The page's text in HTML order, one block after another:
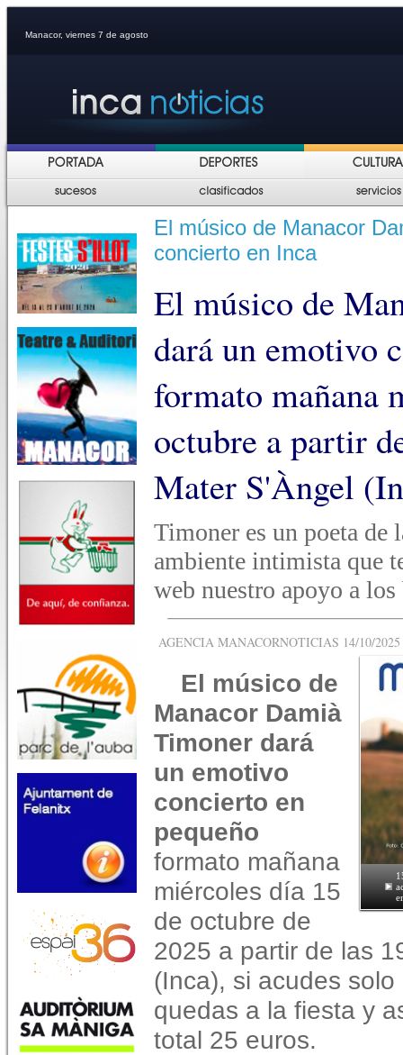
Manacor, viernes 7 de agosto
El músico de Manacor
concierto en Inca
El músico de
dará un emotivo
formato mañana
octubre a partir
Mater S'Àngel
Timoner es un poeta de
ambiente intimista que
web nuestro apoyo a
AGENCIA MANACORNOTICIAS 14/10/
El músico de
Manacor Damià
Timoner dará
un emotivo
concierto en
pequeño
formato mañana
miércoles día 15
de octubre de
2025 a partir de las
(Inca), si acudes
quedas a la fiesta y
total 25 euros.